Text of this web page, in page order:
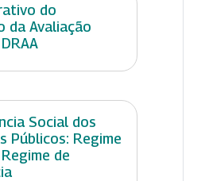
do
da Avaliação
Social dos
Públicos: Regime
de